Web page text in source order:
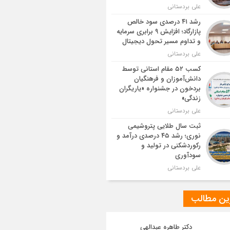
علی بردستانی
رشد ۴۱ درصدی سود خالص
پازارگاد؛ افزایش ۹ برابری سرمایه
و تداوم مسیر تحول دیجیتال
علی بردستانی
کسب ۵۲ مقام استانی توسط
دانش‌آموزان و فرهنگیان
بردخون در جشنواره «یاریگران
زندگی»
علی بردستانی
ثبت سال طلایی پتروشیمی
نوری؛ رشد ۴۵ درصدی درآمد و
رکوردشکنی در تولید و
سودآوری
علی بردستانی
مطالب
دکتر طاهره عبدالهی